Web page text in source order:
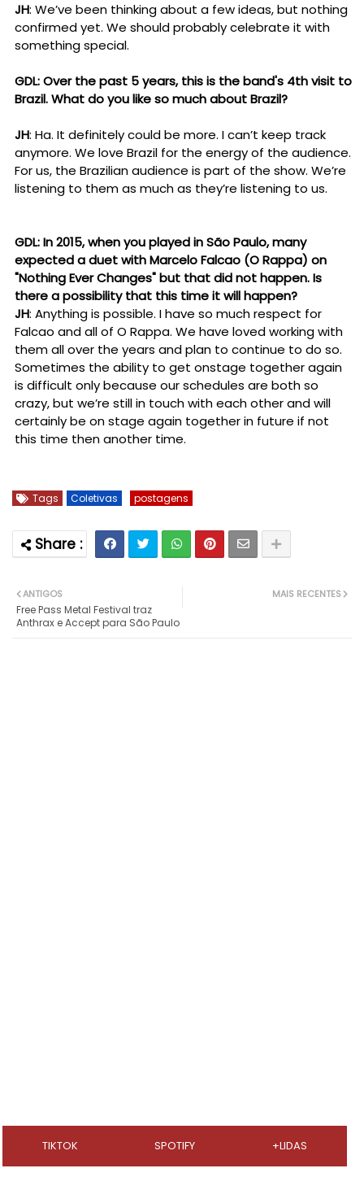
JH: We’ve been thinking about a few ideas, but nothing
confirmed yet. We should probably celebrate it with
something special.
GDL: Over the past 5 years, this is the band's 4th visit to
Brazil. What do you like so much about Brazil?
JH: Ha. It definitely could be more. I can’t keep track
anymore. We love Brazil for the energy of the audience.
For us, the Brazilian audience is part of the show. We’re
listening to them as much as they’re listening to us.
GDL: In 2015, when you played in São Paulo, many
expected a duet with Marcelo Falcao (O Rappa) on
"Nothing Ever Changes" but that did not happen. Is
there a possibility that this time it will happen?
JH: Anything is possible. I have so much respect for
Falcao and all of O Rappa. We have loved working with
them all over the years and plan to continue to do so.
Sometimes the ability to get onstage together again
is difficult only because our schedules are both so
crazy, but we’re still in touch with each other and will
certainly be on stage again together in future if not
this time then another time.
Tags Coletivas postagens
MAIS RECENTES
ANTIGOS
Free Pass Metal Festival traz
Anthrax e Accept para São Paulo
TIKTOK SPOTIFY +LIDAS